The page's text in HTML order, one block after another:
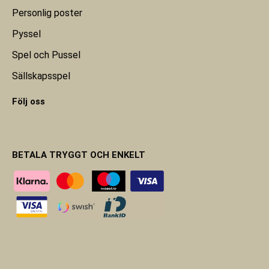
Personlig poster
Pyssel
Spel och Pussel
Sällskapsspel
Följ oss
BETALA TRYGGT OCH ENKELT